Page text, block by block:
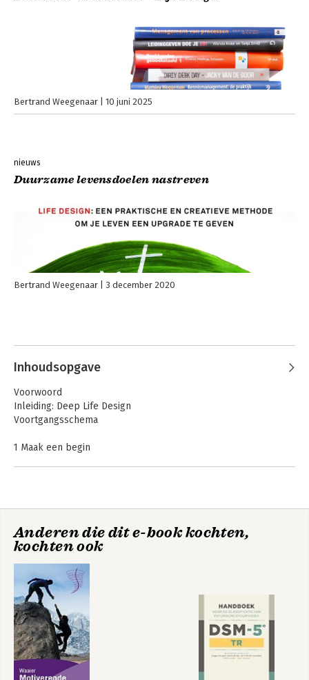
Bertrand Weegenaar 10 juni 2025
nieuws
Duurzame levensdoelen nastreven
Bertrand Weegenaar 3 december 2020
Inhoudsopgave
Voorwoord
Inleiding: Deep Life Design
Voortgangsschema
1 Maak een begin
7 Experimenteer met je ideeën
8 Ontwerp je toekomst
10 Evalueer je ontwerp
Diploma
Nawoord
Dankwoord
Bronnen & leestips
Anderen die dit e-book kochten,
kochten ook